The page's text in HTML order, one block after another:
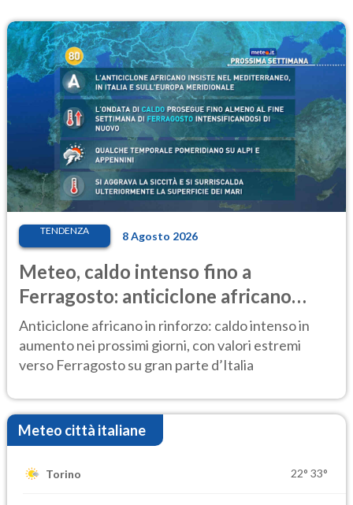
TENDENZA 8 Agosto 2026
Meteo, caldo intenso fino a
Ferragosto: anticiclone africano
ancora protagonista
Anticiclone africano in rinforzo: caldo intenso in
aumento nei prossimi giorni, con valori estremi
verso Ferragosto su gran parte d’Italia
Meteo città italiane
Torino 22° 33°